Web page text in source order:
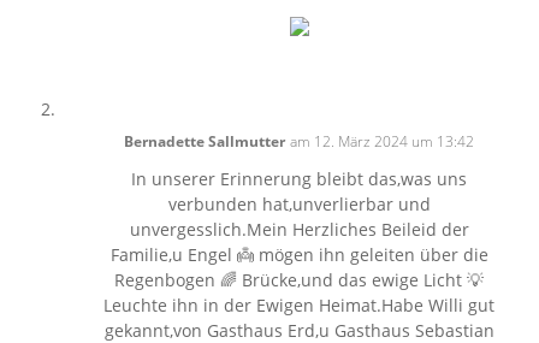
Bernadette Sallmutter am 12. März 2024 um 13:42
In unserer Erinnerung bleibt das,was uns
verbunden hat,unverlierbar und
unvergesslich.Mein Herzliches Beileid der
Familie,u Engel 👼 mögen ihn geleiten über die
Regenbogen 🌈 Brücke,und das ewige Licht 💡
Leuchte ihn in der Ewigen Heimat.Habe Willi gut
gekannt,von Gasthaus Erd,u Gasthaus Sebastian